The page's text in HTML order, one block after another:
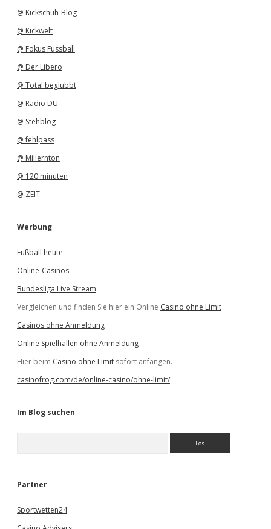
@ Kickschuh-Blog
@ Kickwelt
@ Fokus Fussball
@ Der Libero
@ Total beglubbt
@ Radio DU
@ Stehblog
@ fehlpass
@ Millernton
@ 120 minuten
@ ZEIT
Werbung
Fußball heute
Online-Casinos
Bundesliga Live Stream
Vergleichen und finden Sie hier ein Online Casino ohne Limit
Casinos ohne Anmeldung
Online Spielhallen ohne Anmeldung
Hier beim Casino ohne Limit sofort anfangen.
casinofrog.com/de/online-casino/ohne-limit/
Im Blog suchen
e
Partner
Sportwetten24